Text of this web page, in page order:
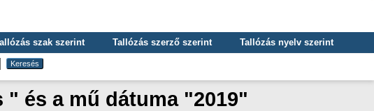
szak szerint Tallózás szerző szerint
Tallózás nyelv szerint
és a mű dátuma "2019"